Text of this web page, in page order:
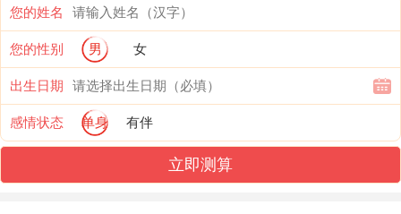
喜神：西北 福神:西南 财神:正东 阳贵神:东
北 阴贵神：西南
今日所宜:纳财;开市；交易，立券，出行，
祭祀,祈福，求嗣、开光，解除、扫舍 起
基，竖柱,安床、移徙，开仓，出货财,补垣,
您的姓名
您的性别 男 女
出生日期
感情状态 单身 有伴
立即测算